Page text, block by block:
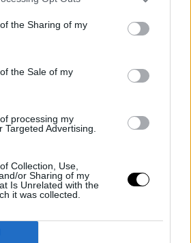
the Sharing of my
the Sale of my
processing my
Targeted Advertising.
Collection, Use,
or Sharing of my
Is Unrelated with the
it was collected.
oè pronto, puoi goderti